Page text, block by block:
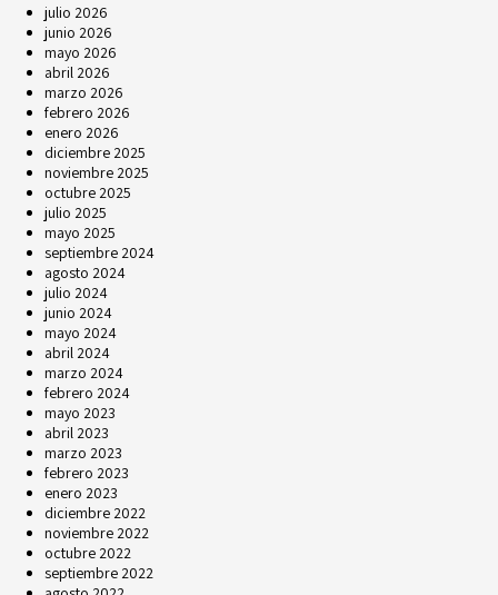
julio 2026
junio 2026
mayo 2026
abril 2026
marzo 2026
febrero 2026
enero 2026
diciembre 2025
noviembre 2025
octubre 2025
julio 2025
mayo 2025
septiembre 2024
agosto 2024
julio 2024
junio 2024
mayo 2024
abril 2024
marzo 2024
febrero 2024
mayo 2023
abril 2023
marzo 2023
febrero 2023
enero 2023
diciembre 2022
noviembre 2022
octubre 2022
septiembre 2022